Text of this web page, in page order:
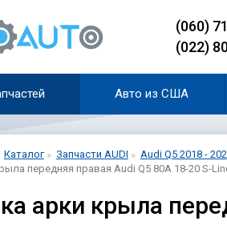
(060)
(022)
Авто из США
Каталог Запчасти AUDI Audi Q5 2018 -
передняя правая Audi Q5 80A 18-20 S-
арки крыла